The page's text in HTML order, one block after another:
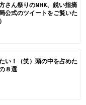
さん祭りのNHK、鋭い指摘
公式のツイートをご覧いた
い！（笑）頭の中を占めた
８選